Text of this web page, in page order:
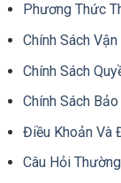
Phương Thức
Chính Sách Vận
Chính Sách
Chính Sách
Điều Khoản Và
Câu Hỏi